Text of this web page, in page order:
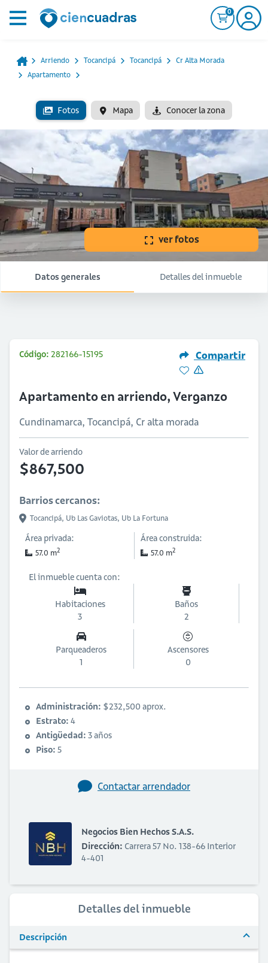
0
Arriendo Tocancipá Tocancipá
Cr Alta Morada
Apartamento
Fotos Mapa Conocer la zona
ver fotos
Datos generales Detalles del inmueble
Código: 282166-15195 Compartir
Apartamento en arriendo, Verganzo
Cundinamarca, Tocancipá, Cr alta morada
Valor de arriendo
$867,500
Barrios cercanos:
Tocancipá, Ub Las Gaviotas, Ub La Fortuna
Área privada:
57.0 m2
Área construida:
57.0 m2
El inmueble cuenta con:
Habitaciones
3
Baños
2
Parqueaderos
1
Ascensores
0
Administración: $232,500 aprox.
Estrato: 4
Antigüedad: 3 años
Piso: 5
Contactar arrendador
Negocios Bien Hechos S.A.S.
Dirección: Carrera 57 No. 138-66 Interior
4-401
Detalles del inmueble
Descripción